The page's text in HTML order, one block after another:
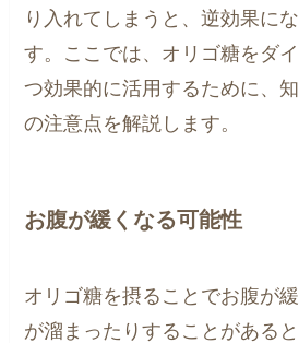
り入れてしまうと、逆効果に
す。ここでは、オリゴ糖をダ
つ効果的に活用するために、
の注意点を解説します。
お腹が緩くなる可能性
オリゴ糖を摂ることでお腹が
が溜まったりすることがある